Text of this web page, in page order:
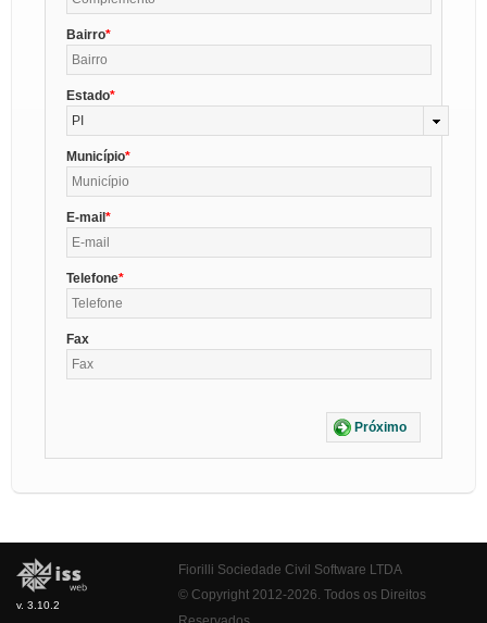
Bairro
Estado
PI
Município
E-mail
Telefone
Fax
Próximo
v. 3.10.2
Fiorilli Sociedade Civil Software LTDA
© Copyright 2012-2026. Todos os Direitos